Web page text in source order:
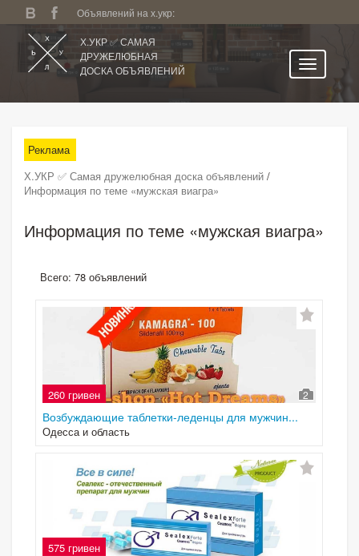
Объявлений на х.укр:
Х.УКР ✅ САМАЯ
ДРУЖЕЛЮБНАЯ
ДОСКА ОБЪЯВЛЕНИЙ
Чернигов и область
Категории
Избранное
Поиск по сайту
Реклама
Х.УКР ✅ Самая дружелюбная доска объявлений /
Информация по теме «мужская виагра»
Информация по теме «мужская виагра»
Всего: 78 объявлений
260 гривен 2
Возбуждающие таблетки-леденцы для мужчин...
Одесса и область
575 гривен